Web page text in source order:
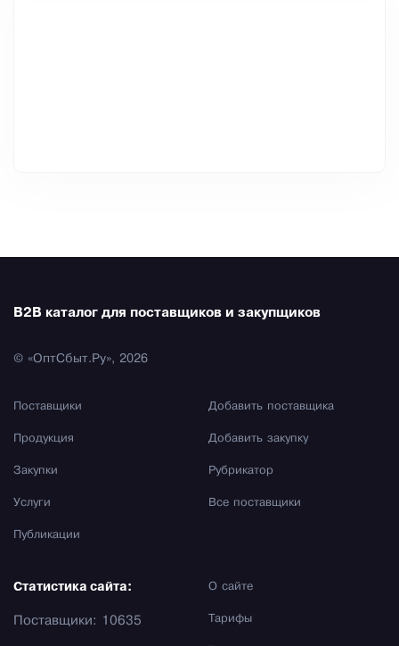
B2B каталог для поставщиков и закупщиков
© «ОптСбыт.Ру», 2026
Поставщики
Продукция
Закупки
Услуги
Публикации
Добавить поставщика
Добавить закупку
Рубрикатор
Все поставщики
О сайте
Тарифы
Статистика сайта:
Поставщики: 10635